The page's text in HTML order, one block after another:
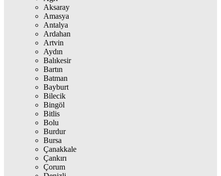
Aksaray
Amasya
Antalya
Ardahan
Artvin
Aydın
Balıkesir
Bartın
Batman
Bayburt
Bilecik
Bingöl
Bitlis
Bolu
Burdur
Bursa
Çanakkale
Çankırı
Çorum